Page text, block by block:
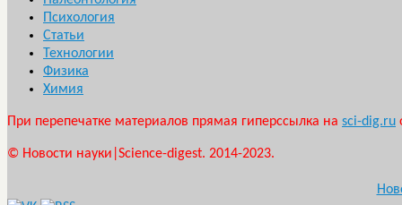
Психология
Статьи
Технологии
Физика
Химия
При перепечатке материалов прямая гиперссылка на sci-dig.ru
© Новости науки|Science-digest. 2014-2023.